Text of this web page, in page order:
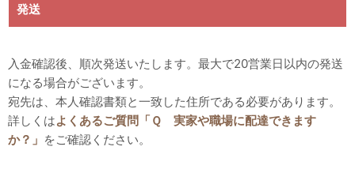
発送
入金確認後、順次発送いたします。最大で20営業日以内の発送
になる場合がございます。
宛先は、本人確認書類と一致した住所である必要があります。
詳しくはよくあるご質問「Ｑ 実家や職場に配達できます
か？」 をご確認ください。